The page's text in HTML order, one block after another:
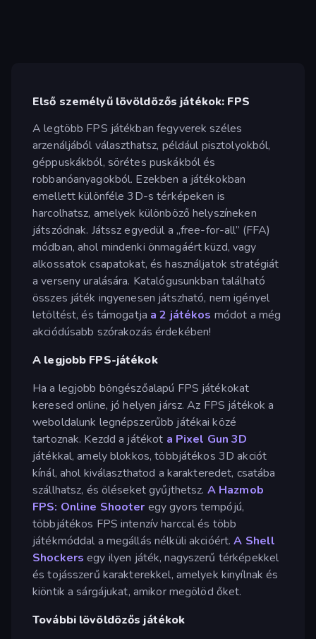
Első személyű lövöldözős játékok: FPS
A legtöbb FPS játékban fegyverek széles
arzenáljából választhatsz, például pisztolyokból,
géppuskákból, sörétes puskákból és
robbanóanyagokból. Ezekben a játékokban
emellett különféle 3D-s térképeken is
harcolhatsz, amelyek különböző helyszíneken
játszódnak. Játssz egyedül a „free-for-all” (FFA)
módban, ahol mindenki önmagáért küzd, vagy
alkossatok csapatokat, és használjatok stratégiát
a verseny uralására. Katalógusunkban található
összes játék ingyenesen játszható, nem igényel
letöltést, és támogatja a 2 játékos módot a még
akciódúsabb szórakozás érdekében!
A legjobb FPS-játékok
Ha a legjobb böngészőalapú FPS játékokat
keresed online, jó helyen jársz. Az FPS játékok a
weboldalunk legnépszerűbb játékai közé
tartoznak. Kezdd a játékot a Pixel Gun 3D
játékkal, amely blokkos, többjátékos 3D akciót
kínál, ahol kiválaszthatod a karakteredet, csatába
szállhatsz, és öléseket gyűjthetsz. A Hazmob
FPS: Online Shooter egy gyors tempójú,
többjátékos FPS intenzív harccal és több
játékmóddal a megállás nélküli akcióért.A Shell
Shockers egy ilyen játék, nagyszerű térképekkel
és tojásszerű karakterekkel, amelyek kinyílnak és
kiöntik a sárgájukat, amikor megölöd őket.
További lövöldözős játékok